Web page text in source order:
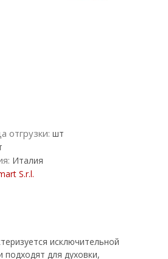
отгрузки: шт
Италия
S.r.l.
исключительной
подходят для духовки,